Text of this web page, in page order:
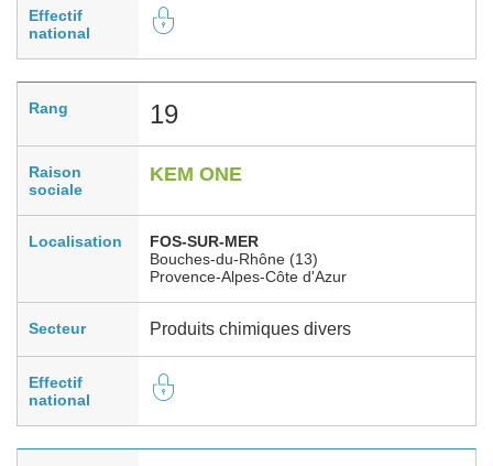
Effectif
national
Rang 19
Raison
sociale
KEM ONE
Localisation
FOS-SUR-MER
Bouches-du-Rhône (13)
Provence-Alpes-Côte d'Azur
Secteur Produits chimiques divers
Effectif
national